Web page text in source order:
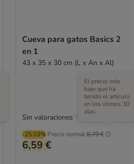
Cueva para gatos Basics 2
en 1
43 x 35 x 30 cm (L x An x Al)
-25.03% Precio normal8,79 €
El precio más
bajo que ha
tenido el artículo
en los útimos 30
días.
6,59 €
Sin valoraciones